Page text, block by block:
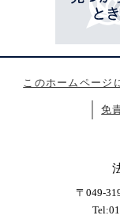
このホームページ
免
〒049-